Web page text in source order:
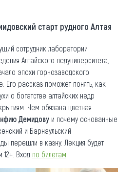
старт рудного Алтая
сотрудник лаборатории
Алтайского педуниверситета,
эпохи горнозаводского
Его рассказ поможет понять, как
о богатстве алтайских недр
Чем обязана цветная
Демидову и почему основанные
и Барнаульский
перешли в казну. Лекция будет
12+. Вход по билетам